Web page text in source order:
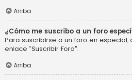
Arriba
¿Cómo me suscribo a un foro
Para suscribirse a un foro en
enlace "Suscribir Foro".
Arriba